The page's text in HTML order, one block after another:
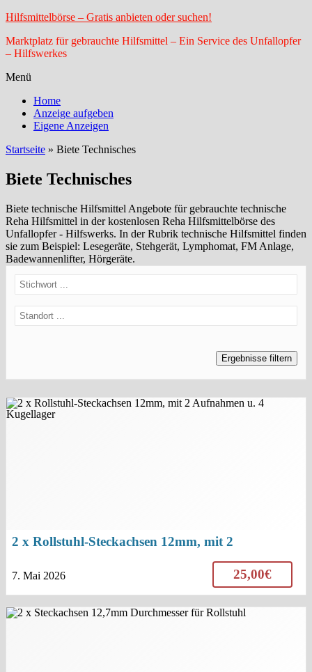
Hilfsmittelbörse – Gratis anbieten oder suchen!
Marktplatz für gebrauchte Hilfsmittel – Ein Service des Unfallopfer
– Hilfswerkes
Menü
Home
Anzeige aufgeben
Eigene Anzeigen
Startseite » Biete Technisches
Biete Technisches
Biete technische Hilfsmittel Angebote für gebrauchte technische
Reha Hilfsmittel in der kostenlosen Reha Hilfsmittelbörse des
Unfallopfer - Hilfswerks. In der Rubrik technische Hilfsmittel finden
sie zum Beispiel: Lesegeräte, Stehgerät, Lymphomat, FM Anlage,
Badewannenlifter, Hörgeräte.
2 x Rollstuhl-Steckachsen 12mm, mit 2
7. Mai 2026 25,00€